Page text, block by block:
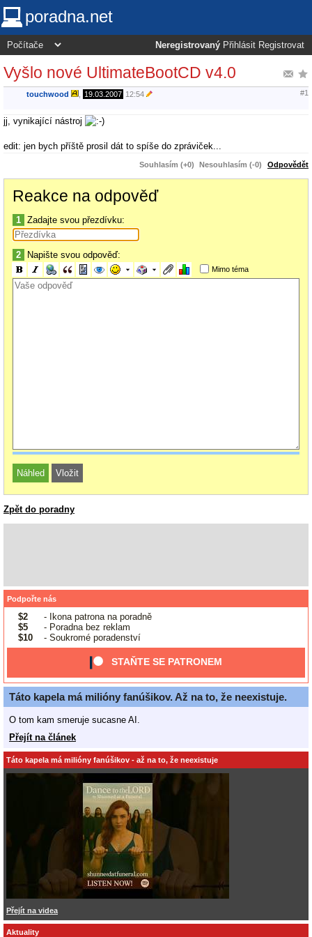
poradna.net
Neregistrovaný Přihlásit Registrovat
Vyšlo nové UltimateBootCD v4.0
touchwood 19.03.2007 12:54 #1
jj, vynikající nástroj
edit: jen bych příště prosil dát to spíše do zpráviček...
Souhlasím (+0) Nesouhlasím (-0) Odpovědět
Reakce na odpověď
1 Zadajte svou přezdívku:
2 Napište svou odpověď:
Mimo téma
Zpět do poradny
Podpořte nás
$2
- Ikona patrona na poradně
$5
- Poradna bez reklam
$10
- Soukromé poradenství
STAŇTE SE PATRONEM
Táto kapela má milióny fanúšikov. Až na to, že neexistuje.
O tom kam smeruje sucasne AI.
Přejít na článek
Táto kapela má milióny fanúšikov - až na to, že neexistuje
Přejít na videa
Aktuality